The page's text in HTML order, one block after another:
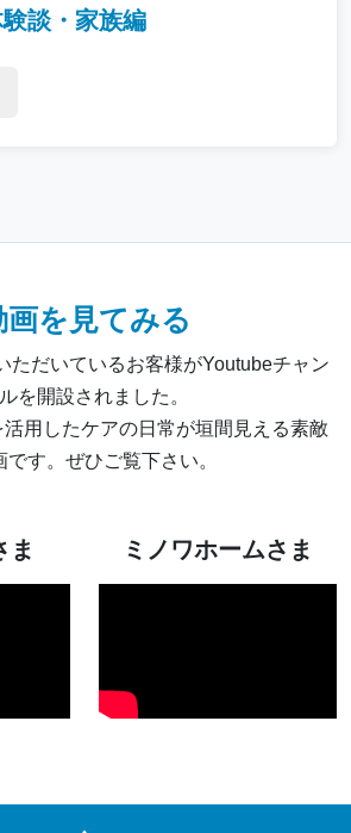
談・家族編
画を見てみる
ただいているお客様がYoutubeチャン
を開設されました。
活用したケアの日常が垣間見える素敵
です。ぜひご覧下さい。
ま ミノワホームさま